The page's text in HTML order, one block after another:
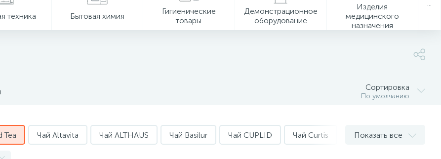
техника Бытовая химия
Гигиенические
товары
Демонстрационное
оборудование
Изделия
медицинского
назначения
Сортировка
По умолчанию
Tea Чай Altavita Чай ALTHAUS Чай Basilur Чай CUPLID Чай Curtis Чай Dammann
Показать все